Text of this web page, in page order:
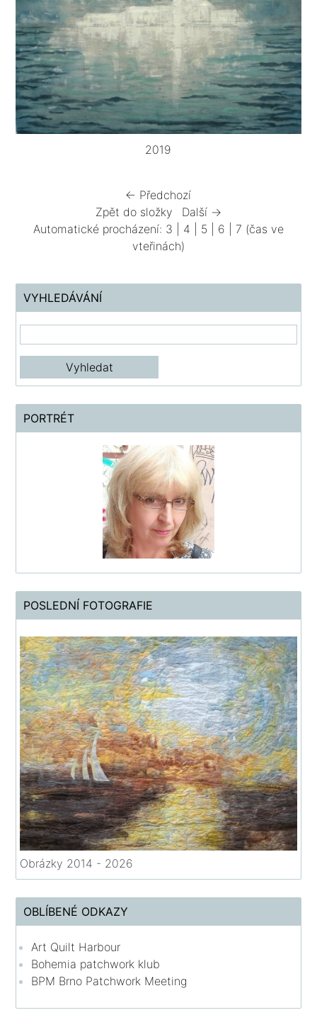
2019
← Předchozí
Zpět do složky
Další →
Automatické procházení: 3 4 5 6 7 (čas ve
vteřinách)
VYHLEDÁVÁNÍ
PORTRÉT
POSLEDNÍ FOTOGRAFIE
Obrázky 2014 - 2026
OBLÍBENÉ ODKAZY
Art Quilt Harbour
Bohemia patchwork klub
BPM Brno Patchwork Meeting